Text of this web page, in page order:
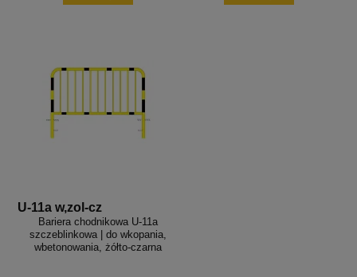
U-11a w,zol-cz
Bariera chodnikowa U-11a
szczeblinkowa | do wkopania,
wbetonowania, żółto-czarna